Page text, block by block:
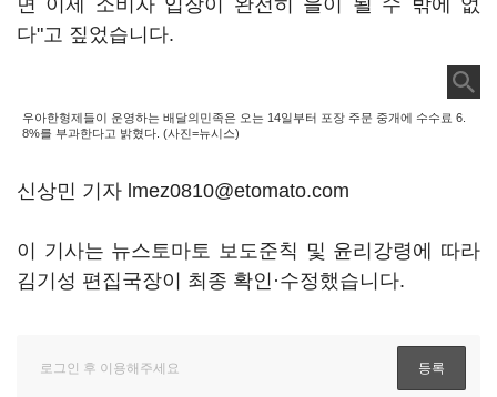
면 이제 소비자 입장이 완전히 을이 될 수 밖에 없
다"고 짚었습니다.
우아한형제들이 운영하는 배달의민족은 오는 14일부터 포장 주문 중개에 수수료 6.
8%를 부과한다고 밝혔다. (사진=뉴시스)
신상민 기자 lmez0810@etomato.com
이 기사는 뉴스토마토 보도준칙 및 윤리강령에 따라
김기성 편집국장이 최종 확인·수정했습니다.